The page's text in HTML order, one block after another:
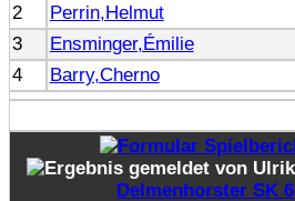
2
Perrin,Helmut
3
Ensminger,Émilie
4
Barry,Cherno
Delmenhorster SK 6